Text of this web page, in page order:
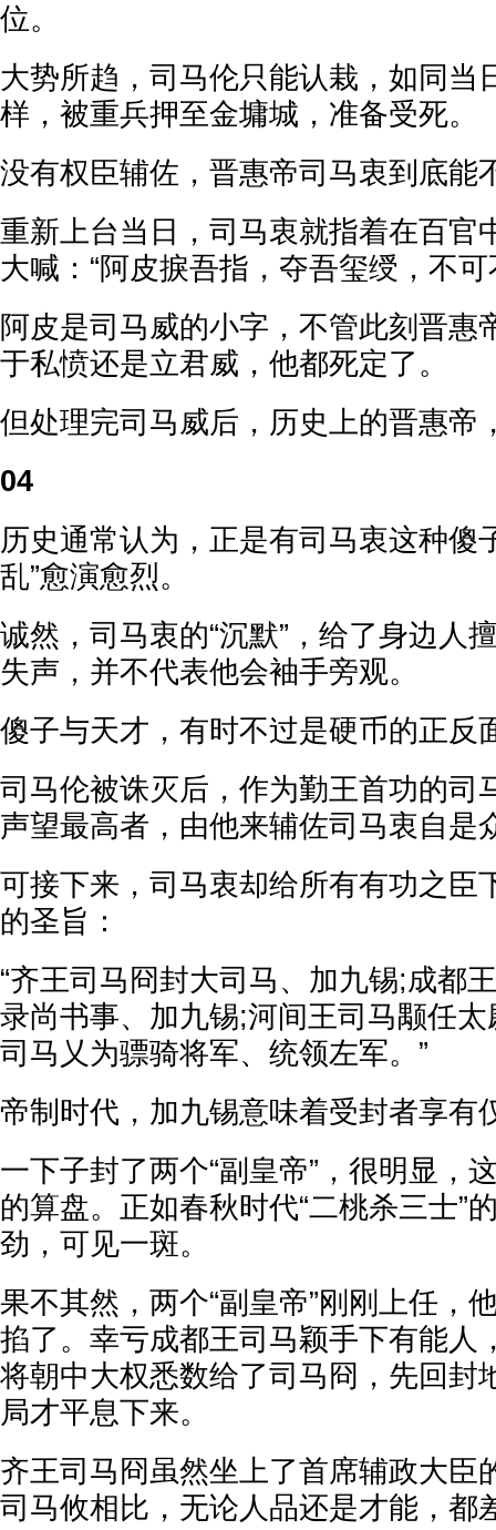
位。
大势所趋，司马伦只能认栽，如同当
样，被重兵押至金墉城，准备受死。
没有权臣辅佐，晋惠帝司马衷到底能
重新上台当日，司马衷就指着在百官
大喊：“阿皮捩吾指，夺吾玺绶，不可
阿皮是司马威的小字，不管此刻晋惠
于私愤还是立君威，他都死定了。
但处理完司马威后，历史上的晋惠帝
04
历史通常认为，正是有司马衷这种傻
乱”愈演愈烈。
诚然，司马衷的“沉默”，给了身边人
失声，并不代表他会袖手旁观。
傻子与天才，有时不过是硬币的正反
司马伦被诛灭后，作为勤王首功的司
声望最高者，由他来辅佐司马衷自是
可接下来，司马衷却给所有有功之臣
的圣旨：
“齐王司马冏封大司马、加九锡;成都
录尚书事、加九锡;河间王司马颙任
司马乂为骠骑将军、统领左军。”
帝制时代，加九锡意味着受封者享有
一下子封了两个“副皇帝”，很明显，
的算盘。正如春秋时代“二桃杀三士”
劲，可见一斑。
果不其然，两个“副皇帝”刚刚上任，
掐了。幸亏成都王司马颖手下有能人
将朝中大权悉数给了司马冏，先回封
局才平息下来。
齐王司马冏虽然坐上了首席辅政大臣
司马攸相比，无论人品还是才能，都